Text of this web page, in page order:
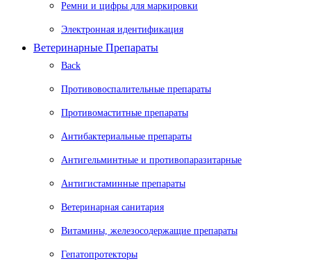
Ремни и цифры для маркировки
Электронная идентификация
Ветеринарные Препараты
Back
Противовоспалительные препараты
Противомаститные препараты
Антибактериальные препараты
Антигельминтные и противопаразитарные
Антигистаминные препараты
Ветеринарная санитария
Витамины, железосодержащие препараты
Гепатопротекторы